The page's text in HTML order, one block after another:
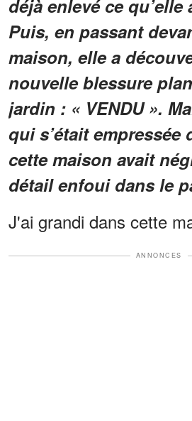
déjà enlevé ce
Puis, en passant
maison, elle a
nouvelle blessure
jardin : « VENDU ».
qui s’était empressée
cette maison avait
détail enfoui dans le
J'ai grandi dans cette
ANNONCES